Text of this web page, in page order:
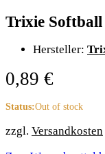
Trixie Softball
Hersteller:
0,89 €
Status:Out of stock
zzgl. Versandkosten